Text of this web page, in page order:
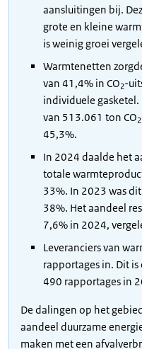
aansluitingen bij.
grote en kleine
is weinig groei
Warmtenetten
van 41,4% in CO2-
individuele
van 513.061 ton CO2
45,3%.
In 2024 daalde het
totale
33%. In 2023 was
38%. Het aandeel
7,6% in 2024,
Leveranciers van
rapportages in. Dit
490 rapportages in
De dalingen op het
aandeel duurzame
maken met een